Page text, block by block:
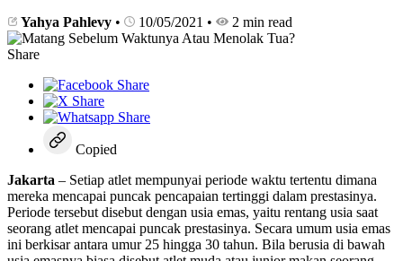
Yahya Pahlevy • 10/05/2021 • 2 min read
Share
Copied
Jakarta – Setiap atlet mempunyai periode waktu tertentu dimana
mereka mencapai puncak pencapaian tertinggi dalam prestasinya.
Periode tersebut disebut dengan usia emas, yaitu rentang usia saat
seorang atlet mencapai puncak prestasinya. Secara umum usia emas
ini berkisar antara umur 25 hingga 30 tahun. Bila berusia di bawah